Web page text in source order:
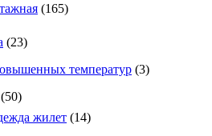
(165)
(23)
температур (3)
(50)
жилет (14)